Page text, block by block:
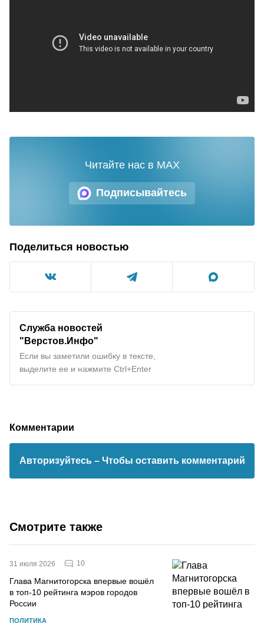
Подписывайтесь
Читайте нас в MAX
Поделиться новостью
Служба новостей
"Верстов.Инфо"
Если вы заметили ошибку в тексте,
выделите ее и нажмите Ctrl+Enter
Комментарии
Авторизуйтесь – Чтобы оставить комментарий
Смотрите также
31 июля 2026 10
Глава Магнитогорска впервые вошёл
в топ-10 рейтинга мэров городов
России
ПОЛИТИКА